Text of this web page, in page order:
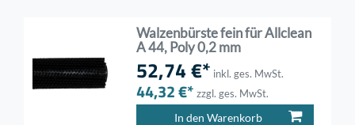
Walzenbürste fein für Allclean
A 44, Poly 0,2 mm
52,74 €* inkl. ges. MwSt.
44,32 €* zzgl. ges. MwSt.
In den Warenkorb